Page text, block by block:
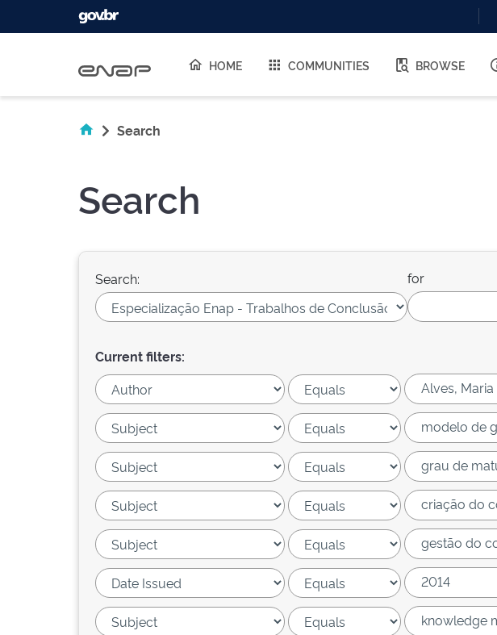
HOME COMMUNITIES BROWSE
Search
Search
Search: for
Current filters: